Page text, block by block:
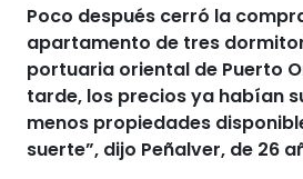
Poco después cerró la
apartamento de tres
portuaria oriental de Puerto
tarde, los precios ya habían
menos propiedades
suerte”, dijo Peñalver, de 26